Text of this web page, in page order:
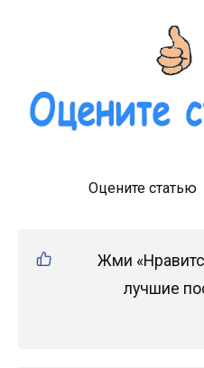
Оцените статью
Жми
лучшие